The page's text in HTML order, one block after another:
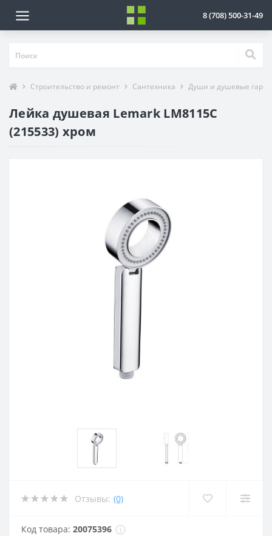
8 (708) 500-31-49
Строительство и ремонт Сантехника Души и душевые
Лейка душевая Lemark LM8115C
(215533) хром
Отзывы: (0)
Код товара: 20075396